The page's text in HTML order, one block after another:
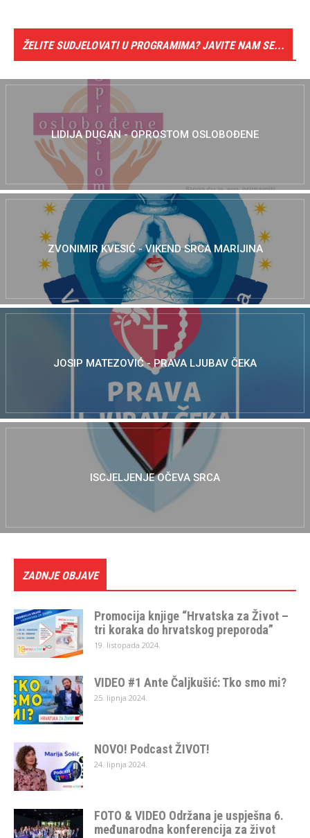
ŽELITE SUDJELOVATI U PROGRAMIMA? JAVITE NAM SE...
LIDIJA DUGAN - OPROSTOM OSLOBOĐENE
ZVONIMIR KVESIĆ - VIKEND SRCA MARIJINA
JOSIP MATEZOVIĆ - PRAVA LJUBAV ČEKA
ISCJELJENJE OČEVA SRCA
ZADNJE OBJAVE
Promocija knjige “Hrvatska za Život –
tri koraka do hrvatskog preporoda”
19. listopada 2024.
VIDEO #1 Ante Čaljkušić: Tko smo mi?
25. lipnja 2024.
NOVO! Podcast ŽIVOT!
24. lipnja 2024.
FOTO & VIDEO Održana je uspješna 6.
međunarodna konferencija za život